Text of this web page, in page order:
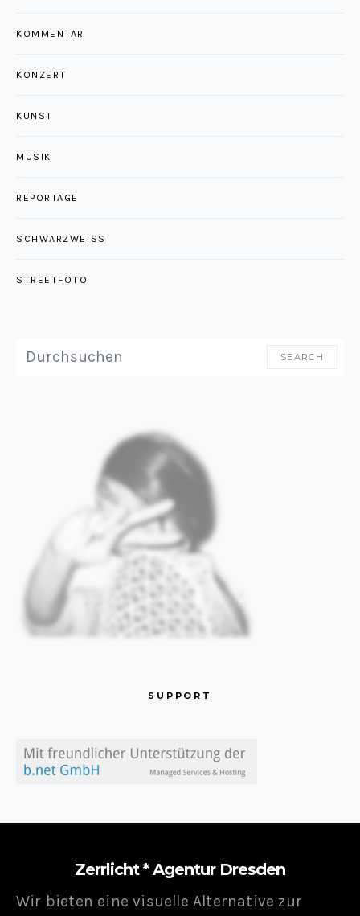
KOMMENTAR
KONZERT
KUNST
MUSIK
REPORTAGE
SCHWARZWEISS
STREETFOTO
SEARCH
SUPPORT
Zerrlicht * Agentur Dresden
Wir bieten eine visuelle Alternative zur